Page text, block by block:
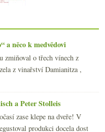
a něco k medvědovi
zmiňoval o třech vínech z
z vinařství Damianitza ,
a Peter Stolleis
zase klepe na dveře! V
produkci docela dost